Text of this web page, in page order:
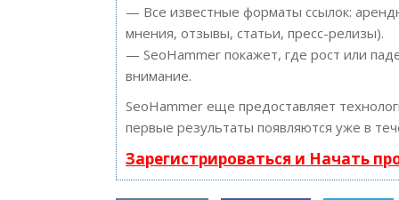
— Все известные форматы ссылок:
мнения, отзывы, статьи, пресс-релизы).
— SeoHammer покажет, где рост или
внимание.
SeoHammer еще предоставляет
первые результаты появляются уже в
Зарегистрироваться и Начать